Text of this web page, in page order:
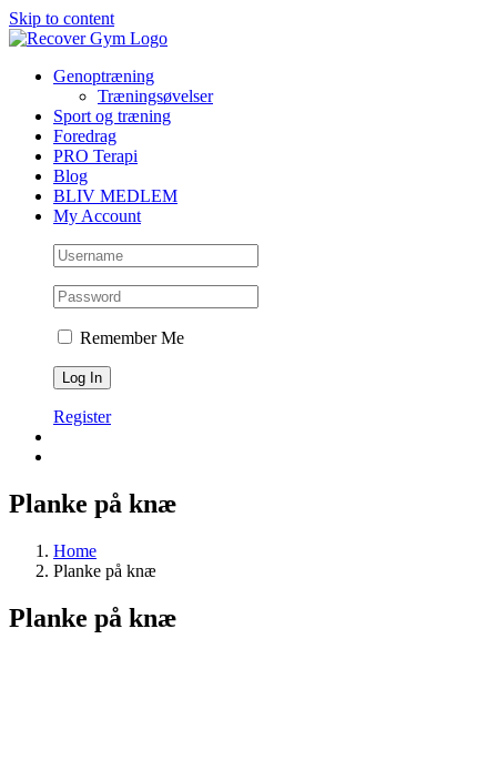
Skip to content
Genoptræning
Træningsøvelser
Sport og træning
Foredrag
PRO Terapi
Blog
BLIV MEDLEM
My Account
Remember Me
Register
Planke på knæ
Home
Planke på knæ
Planke på knæ